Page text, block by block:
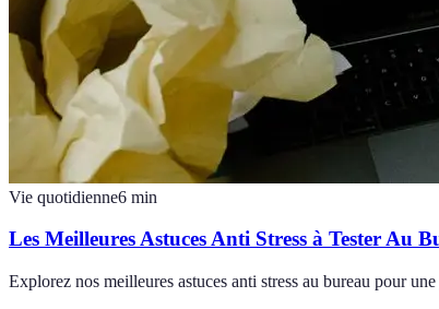
Vie quotidienne6 min
Les Meilleures Astuces Anti Stress à Tester Au
Explorez nos meilleures astuces anti stress au bureau pour